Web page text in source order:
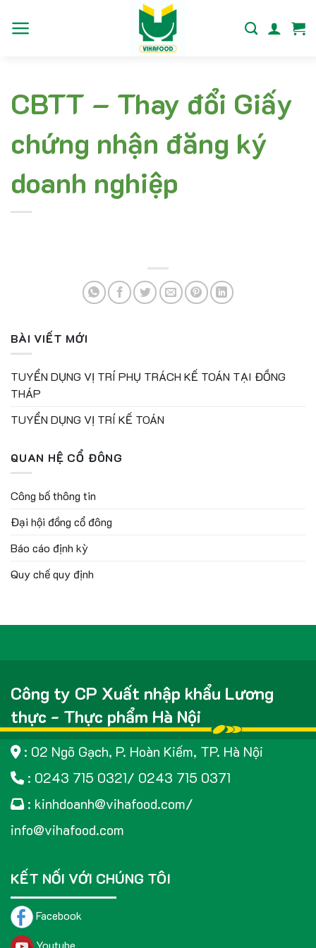
qua
BÀI VIẾT MỚI
TUYỂN DỤNG VỊ TRÍ PHỤ TRÁCH KẾ TOÁN TẠI ĐỒNG
THÁP
TUYỂN DỤNG VỊ TRÍ KẾ TOÁN
QUAN HỆ CỔ ĐÔNG
Công bố thông tin
Đại hội đồng cổ đông
Báo cáo định kỳ
Quy chế quy định
CBTT – Thay đổi Giấy
chứng nhận đăng ký
doanh nghiệp
Công ty CP Xuất nhập khẩu Lương
thực - Thực phẩm Hà Nội
: 02 Ngõ Gạch, P. Hoàn Kiếm, TP. Hà Nội
: 0243 715 0321/ 0243 715 0371
: kinhdoanh@vihafood.com/
info@vihafood.com
KẾT NỐI VỚI CHÚNG TÔI
Facebook
Youtube